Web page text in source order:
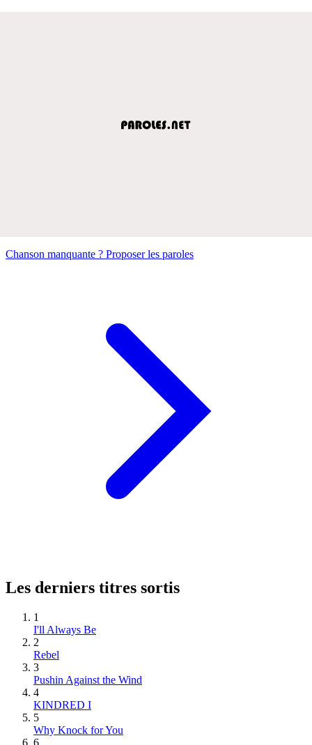
Chanson manquante ? Proposer les paroles
Les derniers titres sortis
1
I'll Always Be
2
Rebel
3
Pushin Against the Wind
4
KINDRED I
5
Why Knock for You
6